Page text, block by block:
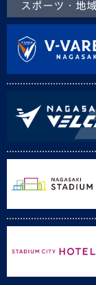
スポーツ・地